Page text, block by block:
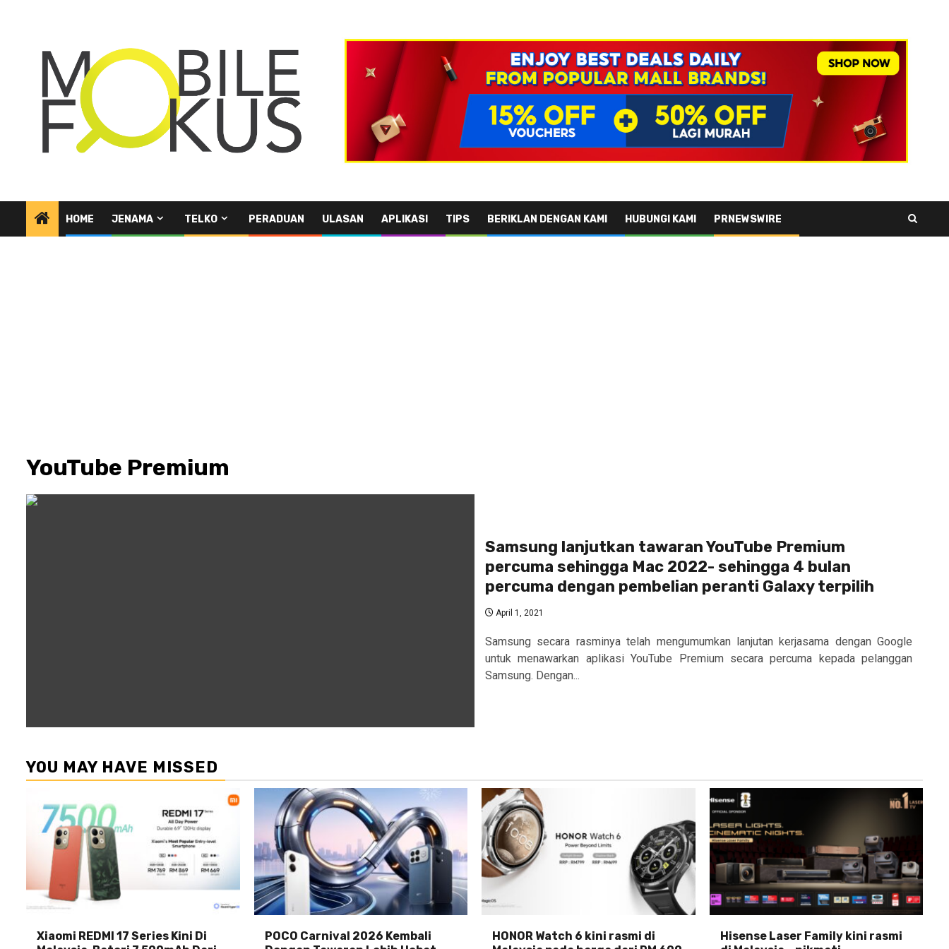
HOME JENAMA TELKO PERADUAN ULASAN APLIKASI TIPS BERIKLAN DENGAN KAMI HUBUNGI KAMI PRNEWSWIRE
YouTube Premium
Samsung lanjutkan tawaran YouTube Premium
percuma sehingga Mac 2022- sehingga 4 bulan
percuma dengan pembelian peranti Galaxy terpilih
April 1, 2021
Samsung secara rasminya telah mengumumkan lanjutan kerjasama dengan Google
untuk menawarkan aplikasi YouTube Premium secara percuma kepada pelanggan
Samsung. Dengan...
YOU MAY HAVE MISSED
Xiaomi REDMI 17 Series Kini Di
POCO Carnival 2026 Kembali
HONOR Watch 6 kini rasmi di
Hisense Laser Family kini rasmi